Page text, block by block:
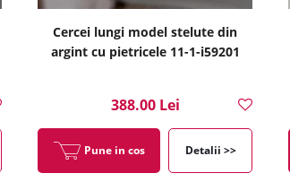
Cercei lungi model stelute din
argint cu pietricele 11-1-i59201
388.00 Lei
Pune in cos Detalii >>